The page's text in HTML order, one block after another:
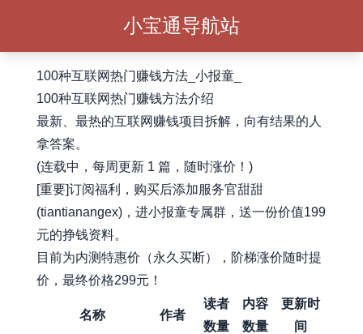
小宝通导航站
100种互联网热门赚钱方法_小报童_
100种互联网热门赚钱方法介绍
最新、最热的互联网赚钱项目拆解，向有结果的人
拿答案。
(连载中，每周更新 1 篇，随时涨价！)
[重要]订阅福利，购买后添加服务官甜甜
(tiantianangex)，进小报童专属群，送一份价值199
元的挣钱资料。
目前为内测特惠价（永久买断），阶梯涨价随时提
价，最终价格299元！
名称 作者
读者
数量
内容
数量
更新时
间